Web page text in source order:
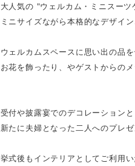
大人気の "ウェルカム・ミニスーツ
ミニサイズながら本格的なデザイ
ウェルカムスペースに思い出の品を
お花を飾ったり、やゲストからの
受付や披露宴でのデコレーション
新たに夫婦となった二人へのプレ
挙式後もインテリアとしてご利用